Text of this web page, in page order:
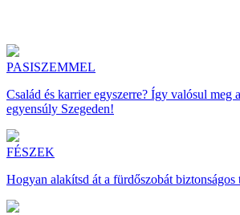
PASISZEMMEL
Család és karrier egyszerre? Így valósul meg
egyensúly Szegeden!
FÉSZEK
Hogyan alakítsd át a fürdőszobát biztonságos